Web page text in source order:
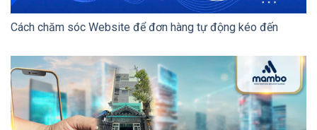
Cách chăm sóc Website để đơn hàng tự động kéo đến